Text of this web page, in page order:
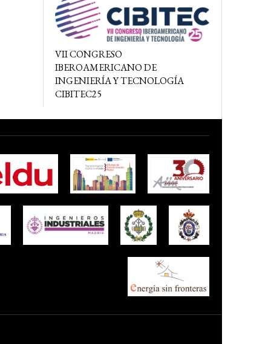
VII CONGRESO
IBEROAMERICANO DE
INGENIERÍA Y TECNOLOGÍA
CIBITEC25